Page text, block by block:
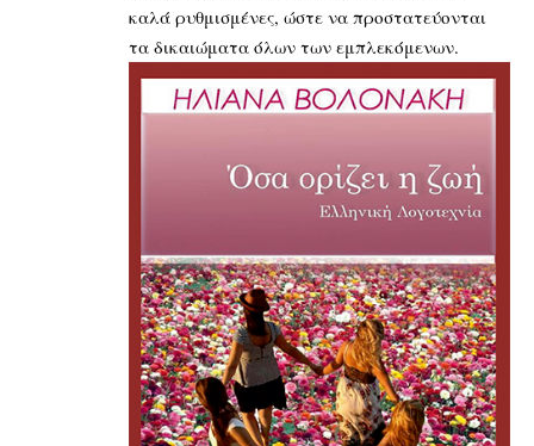
καλά ρυθμισμένες, ώστε να προστατεύονται
τα δικαιώματα όλων των εμπλεκόμενων.